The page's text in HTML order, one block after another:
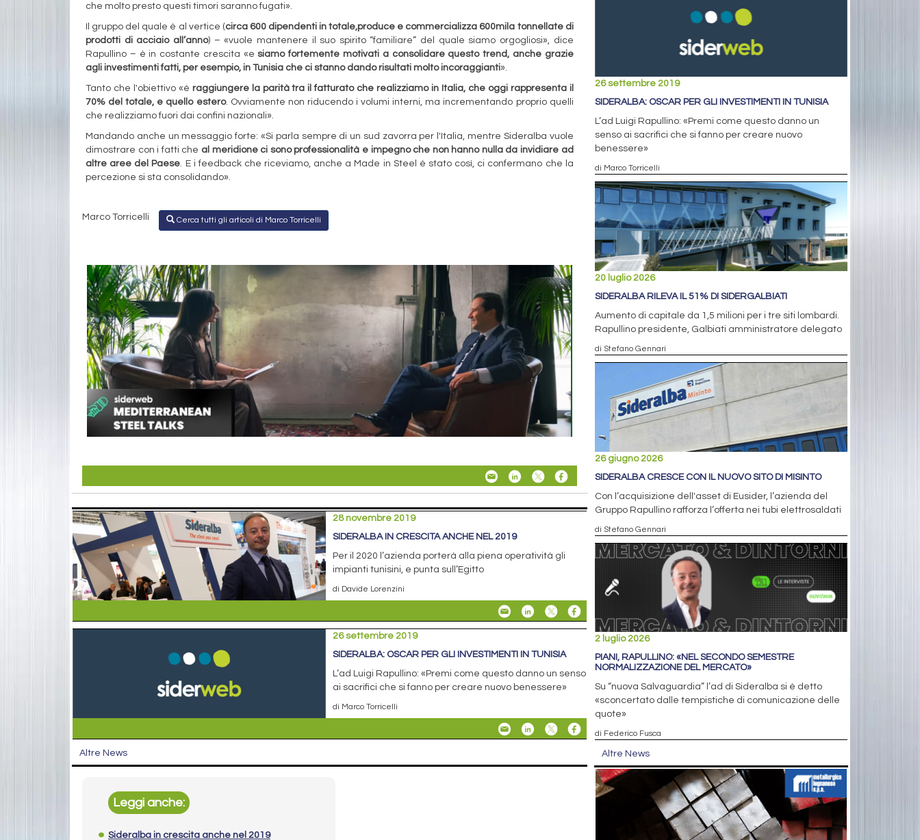
che molto presto questi timori saranno fugati».
Il gruppo del quale è al vertice (circa 600 dipendenti in totale,produce e commercializza 600mila tonnellate di
prodotti di acciaio all’anno) – «vuole mantenere il suo spirito “familiare” del quale siamo orgogliosi», dice
Rapullino – è in costante crescita «esiamo fortemente motivati a consolidare questo trend, anche grazie
agli investimenti fatti, per esempio, in Tunisia che ci stanno dando risultati molto incoraggianti».
Tanto che l'obiettivo «è raggiungere la parità tra il fatturato che realizziamo in Italia, che oggi rappresenta il
70% del totale, e quello estero. Ovviamente non riducendo i volumi interni, ma incrementando proprio quelli
che realizziamo fuori dai confini nazionali».
Mandando anche un messaggio forte: «Si parla sempre di un sud zavorra per l'Italia, mentre Sideralba vuole
dimostrare con i fatti che al meridione ci sono professionalità e impegno che non hanno nulla da invidiare ad
altre aree del Paese. E i feedback che riceviamo, anche a Made in Steel è stato così, ci confermano che la
percezione si sta consolidando».
Marco Torricelli Cerca tutti gli articoli di Marco Torricelli
28 novembre 2019
SIDERALBA IN CRESCITA ANCHE NEL 2019
Per il 2020 l’azienda porterà alla piena operatività gli
impianti tunisini, e punta sull’Egitto
di Davide Lorenzini
26 settembre 2019
SIDERALBA: OSCAR PER GLI INVESTIMENTI IN TUNISIA
L’ad Luigi Rapullino: «Premi come questo danno un senso
ai sacrifici che si fanno per creare nuovo benessere»
di Marco Torricelli
Altre News
Leggi anche:
Sideralba in crescita anche nel 2019
26 settembre 2019
SIDERALBA: OSCAR PER GLI INVESTIMENTI IN TUNISIA
L’ad Luigi Rapullino: «Premi come questo danno un
senso ai sacrifici che si fanno per creare nuovo
benessere»
di Marco Torricelli
20 luglio 2026
SIDERALBA RILEVA IL 51% DI SIDERGALBIATI
Aumento di capitale da 1,5 milioni per i tre siti lombardi.
Rapullino presidente, Galbiati amministratore delegato
di Stefano Gennari
26 giugno 2026
SIDERALBA CRESCE CON IL NUOVO SITO DI MISINTO
Con l’acquisizione dell'asset di Eusider, l’azienda del
Gruppo Rapullino rafforza l’offerta nei tubi elettrosaldati
di Stefano Gennari
2 luglio 2026
PIANI, RAPULLINO: «NEL SECONDO SEMESTRE
NORMALIZZAZIONE DEL MERCATO»
Su “nuova Salvaguardia” l’ad di Sideralba si è detto
«sconcertato dalle tempistiche di comunicazione delle
quote»
di Federico Fusca
Altre News